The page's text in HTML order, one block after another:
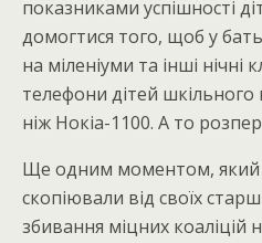
показниками успішності
домогтися того, щоб у
на міленіуми та інші нічні
телефони дітей
ніж Нокіа-1100. А то
Ще одним моментом, який
скопіювали від своїх
збивання міцних коаліцій